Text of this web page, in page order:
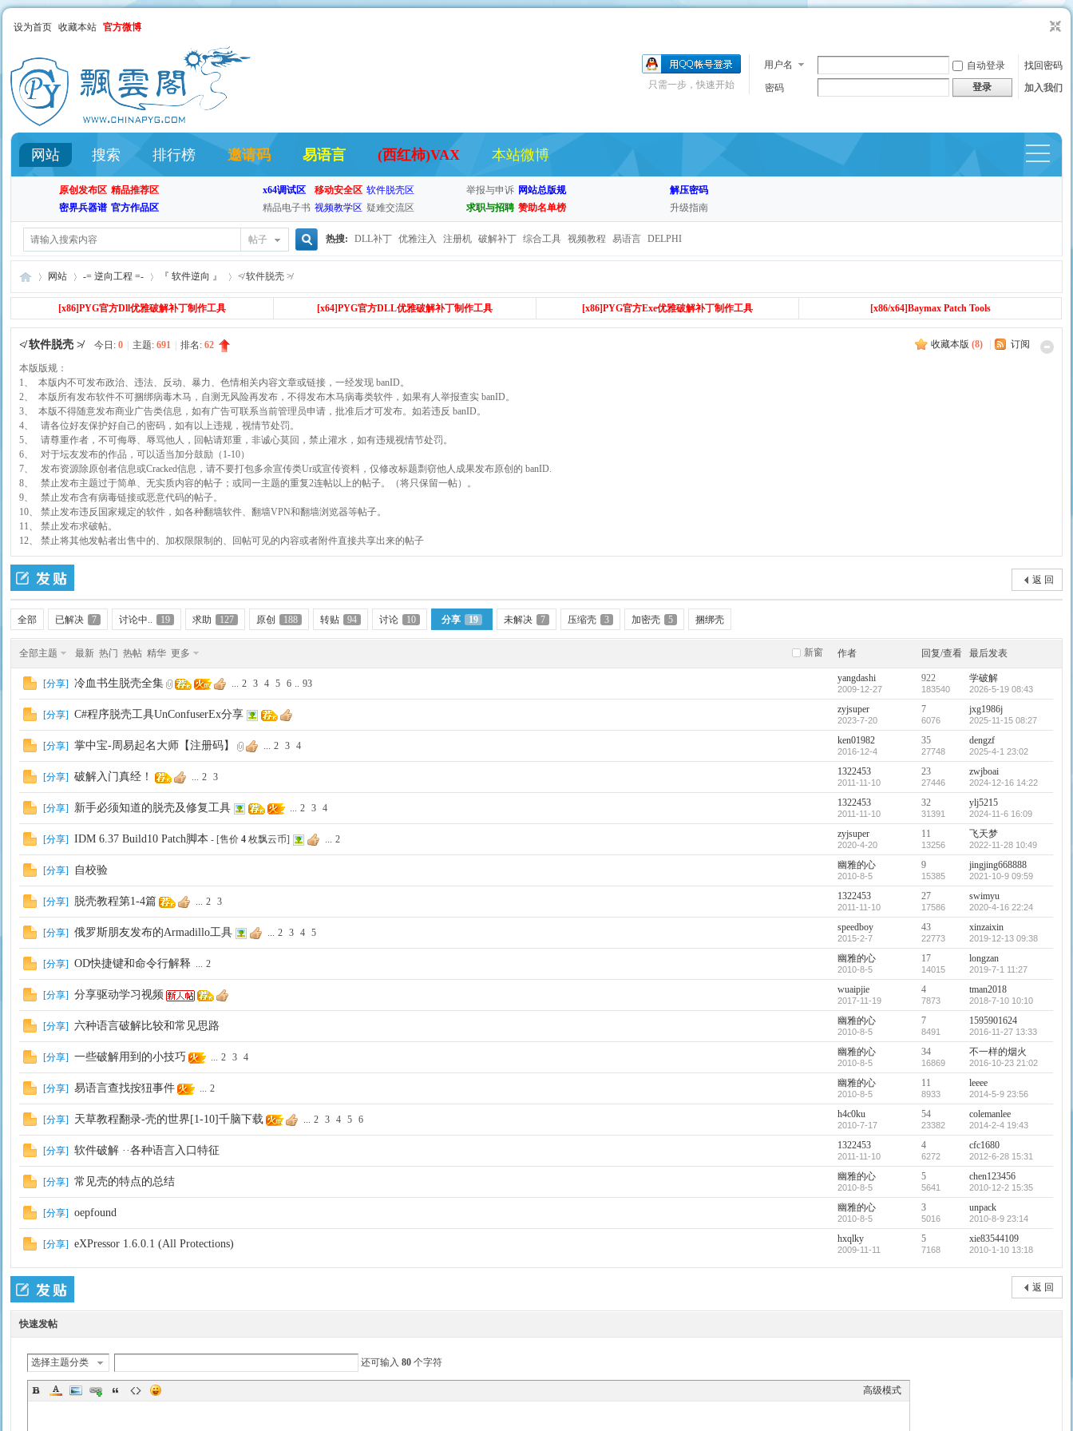
设为首页 收藏本站 官方微博
用户名 自动登录
找回密码
密码
登录 加入我们
只需一步，快速开始
网站 搜索 排行榜 邀请码 易语言 (西红柿)VAX 本站微博
原创发布区 精品推荐区
密界兵器谱 官方作品区
x64调试区 移动安全区 软件脱壳区
精品电子书 视频教学区 疑难交流区
举报与申诉 网站总版规
求职与招聘 赞助名单榜
解压密码
升级指南
帖子
搜
索
热搜: DLL补丁 优雅注入 注册机 破解补丁 综合工具 视频教程 易语言 DELPHI
飘
云
»
网站
›
-= 逆向工程 =-
›
『 软件逆向 』
›
≮ 软件脱壳 ≯
[x86]PYG官方Dll优雅破解补丁制作工具 [x64]PYG官方DLL优雅破解补丁制作工具 [x86]PYG官方Exe优雅破解补丁制作工具 [x86/x64]Baymax Patch Tools
收藏本版 (8) 订阅
≮ 软件脱壳 ≯ 今日:0 主题:691 排名:62
本版版规：
1、 本版内不可发布政治、违法、反动、暴力、色情相关内容文章或链接，一经发现 banID。
2、 本版所有发布软件不可捆绑病毒木马，自测无风险再发布，不得发布木马病毒类软件，如果有人举报查实 banID。
3、 本版不得随意发布商业广告类信息，如有广告可联系当前管理员申请，批准后才可发布。如若违反 banID。
4、 请各位好友保护好自己的密码，如有以上违规，视情节处罚。
5、 请尊重作者，不可侮辱、辱骂他人，回帖请郑重，非诚心莫回，禁止灌水，如有违规视情节处罚。
6、 对于坛友发布的作品，可以适当加分鼓励（1-10）
7、 发布资源除原创者信息或Cracked信息，请不要打包多余宣传类Ur或宣传资料，仅修改标题剽窃他人成果发布原创的 banID.
8、 禁止发布主题过于简单、无实质内容的帖子；或同一主题的重复2连帖以上的帖子。（将只保留一帖）。
9、 禁止发布含有病毒链接或恶意代码的帖子。
10、 禁止发布违反国家规定的软件，如各种翻墙软件、翻墙VPN和翻墙浏览器等帖子。
11、 禁止发布求破帖。
12、 禁止将其他发帖者出售中的、加权限限制的、回帖可见的内容或者附件直接共享出来的帖子
返 回
全部 已解决 7 讨论中.. 19 求助 127 原创 188 转贴 94 讨论 10 分享 19 未解决 7 压缩壳 3 加密壳 5 捆绑壳
新窗
全部主题 最新 热门 热帖 精华 更多 作者 回复/查看 最后发表
[分享] 冷血书生脱壳全集 ... 2 3 4 5 6 .. 93 yangdashi
2009-12-27
922
183540
学破解
2026-5-19 08:43
[分享] C#程序脱壳工具UnConfuserEx分享 zyjsuper
2023-7-20
7
6076
jxg1986j
2025-11-15 08:27
[分享] 掌中宝-周易起名大师【注册码】 ... 2 3 4 ken01982
2016-12-4
35
27748
dengzf
2025-4-1 23:02
[分享] 破解入门真经！ ... 2 3 1322453
2011-11-10
23
27446
zwjboai
2024-12-16 14:22
[分享] 新手必须知道的脱壳及修复工具 ... 2 3 4 1322453
2011-11-10
32
31391
ylj5215
2024-11-6 16:09
[分享] IDM 6.37 Build10 Patch脚本 - [售价4 枚飘云币] ... 2 zyjsuper
2020-4-20
11
13256
飞天梦
2022-11-28 10:49
[分享] 自校验 幽雅的心
2010-8-5
9
15385
jingjing668888
2021-10-9 09:59
[分享] 脱壳教程第1-4篇 ... 2 3 1322453
2011-11-10
27
17586
swimyu
2020-4-16 22:24
[分享] 俄罗斯朋友发布的Armadillo工具 ... 2 3 4 5 speedboy
2015-2-7
43
22773
xinzaixin
2019-12-13 09:38
[分享] OD快捷键和命令行解释 ... 2 幽雅的心
2010-8-5
17
14015
longzan
2019-7-1 11:27
[分享] 分享驱动学习视频 wuaipjie
2017-11-19
4
7873
tman2018
2018-7-10 10:10
[分享] 六种语言破解比较和常见思路 幽雅的心
2010-8-5
7
8491
1595901624
2016-11-27 13:33
[分享] 一些破解用到的小技巧 ... 2 3 4 幽雅的心
2010-8-5
34
16869
不一样的烟火
2016-10-23 21:02
[分享] 易语言查找按狃事件 ... 2 幽雅的心
2010-8-5
11
8933
leeee
2014-5-9 23:56
[分享] 天草教程翻录-壳的世界[1-10]千脑下载 ... 2 3 4 5 6 h4c0ku
2010-7-17
54
23382
colemanlee
2014-2-4 19:43
[分享] 软件破解 ··各种语言入口特征 1322453
2011-11-10
4
6272
cfc1680
2012-6-28 15:31
[分享] 常见壳的特点的总结 幽雅的心
2010-8-5
5
5641
chen123456
2010-12-2 15:35
[分享] oepfound 幽雅的心
2010-8-5
3
5016
unpack
2010-8-9 23:14
[分享] eXPressor 1.6.0.1 (All Protections) hxqlky
2009-11-11
5
7168
xie83544109
2010-1-10 13:18
返 回
快速发帖
选择主题分类 还可输入80 个字符
高级模式